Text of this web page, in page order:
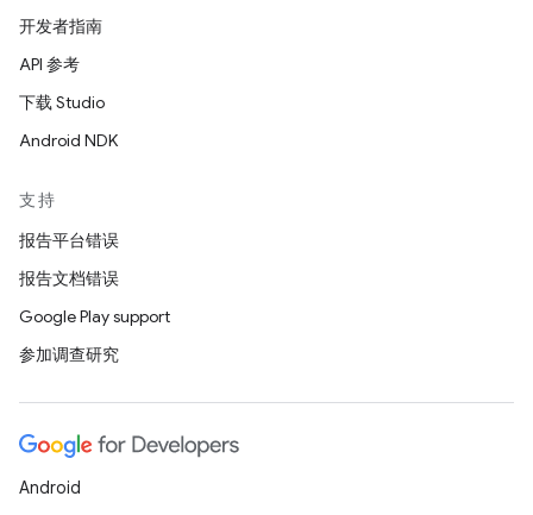
开发者指南
API 参考
下载 Studio
Android NDK
支持
报告平台错误
报告文档错误
Google Play support
参加调查研究
Android